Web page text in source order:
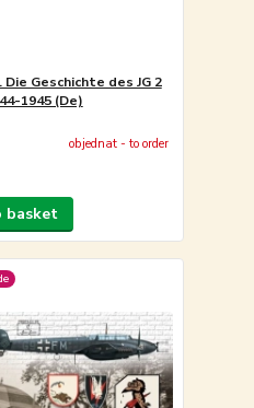
Geschichte des JG 2
1945 (De)
objednat - to order
basket